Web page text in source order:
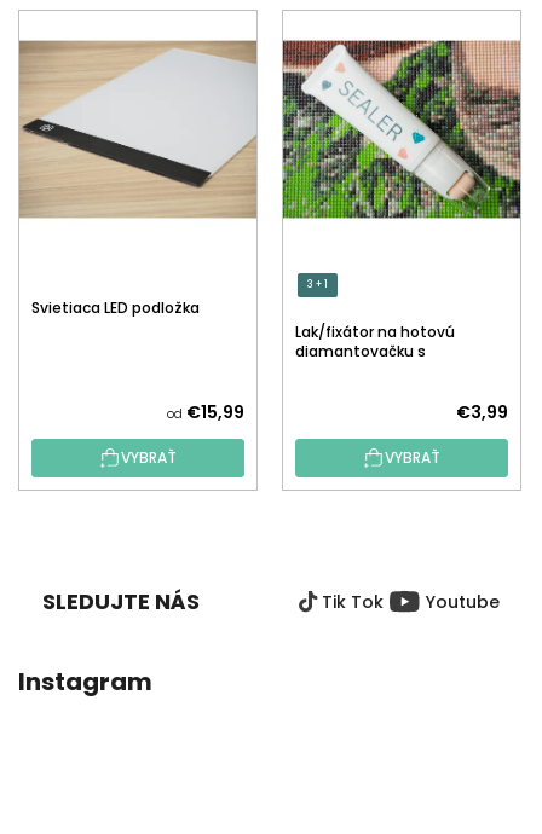
Svietiaca LED podložka
od €15,99
VYBRAŤ
3 + 1
Lak/fixátor na hotovú
diamantovačku s
€3,99
VYBRAŤ
SLEDUJTE NÁS Tik Tok Youtube
Instagram